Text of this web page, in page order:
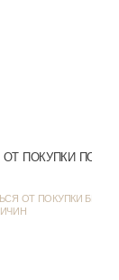
ОТ ПОКУПКИ ПОСЛЕ
ОТ ПОКУПКИ БЕЗ